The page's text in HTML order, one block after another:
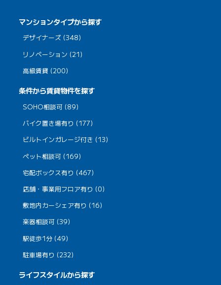
マンションタイプから探す
デザイナーズ (348)
リノベーション (21)
高級賃貸 (200)
条件から賃貸物件を探す
SOHO相談可 (89)
バイク置き場有り (177)
ビルトインガレージ付き (13)
ペット相談可 (169)
宅配ボックス有り (467)
店舗・事業用フロア有り (0)
敷地内カーシェア有り (16)
楽器相談可 (39)
駅徒歩1分 (49)
駐車場有り (232)
ライフスタイルから探す